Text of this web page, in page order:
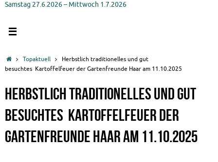
Samstag 27.6.2026 – Mittwoch 1.7.2026
StartTopaktuell
Herbstlich traditionelles und gut
besuchtes Kartoffelfeuer der Gartenfreunde Haar am 11.10.2025
Herbstlich traditionelles und gut
besuchtes Kartoffelfeuer der
Gartenfreunde Haar am 11.10.2025